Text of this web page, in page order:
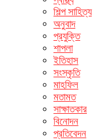
শিল্প সাহিত্য
অনুবাদ
প্রযুক্তি
শাপলা
ইতিহাস
সংস্কৃতি
মাহফিল
মতামত
সাক্ষাতকার
বিনোদন
প্রতিবেদন